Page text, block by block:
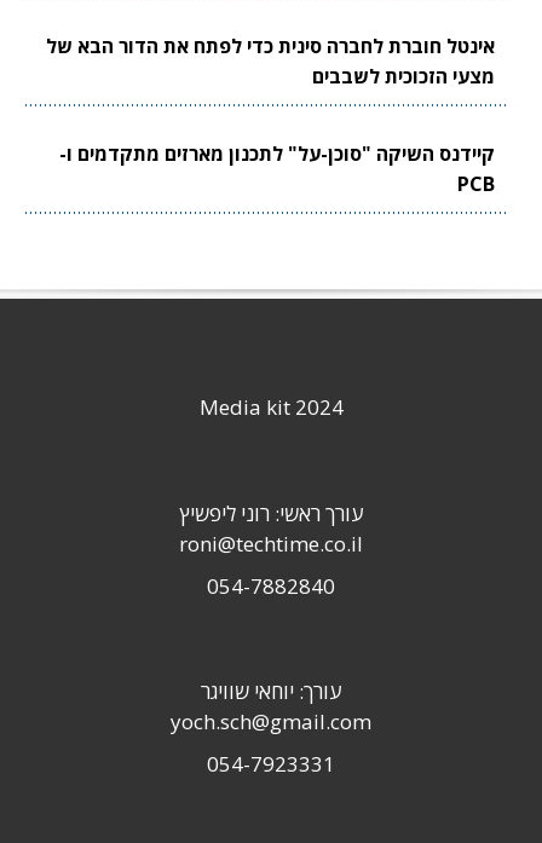
אינטל חוברת לחברה סינית כדי לפתח את הדור הבא של
מצעי הזכוכית לשבבים
קיידנס השיקה "סוכן-על" לתכנון מארזים מתקדמים ו-
PCB
Media kit 2024
עורך ראשי: רוני ליפשיץ
roni@techtime.co.il
054-7882840
עורך: יוחאי שוויגר
yoch.sch@gmail.com
054-7923331